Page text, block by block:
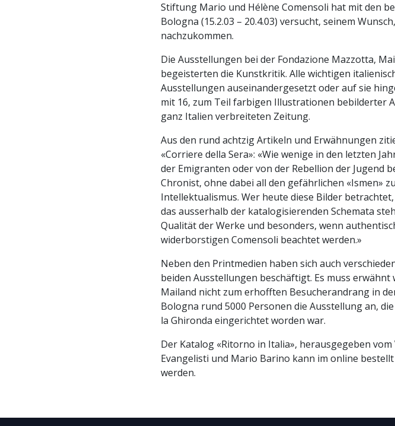
Stiftung Mario und Hélène Comensoli hat mit den
Bologna (15.2.03 – 20.4.03) versucht, seinem
nachzukommen.
Die Ausstellungen bei der Fondazione Mazzotta,
begeisterten die Kunstkritik. Alle wichtigen
Ausstellungen auseinandergesetzt oder auf sie
mit 16, zum Teil farbigen Illustrationen bebilderter
ganz Italien verbreiteten Zeitung.
Aus den rund achtzig Artikeln und Erwähnungen
«Corriere della Sera»: «Wie wenige in den letzten
der Emigranten oder von der Rebellion der Jugend
Chronist, ohne dabei all den gefährlichen «Ismen»
Intellektualismus. Wer heute diese Bilder
das ausserhalb der katalogisierenden Schemata
Qualität der Werke und besonders, wenn
widerborstigen Comensoli beachtet werden.»
Neben den Printmedien haben sich auch
beiden Ausstellungen beschäftigt. Es muss
Mailand nicht zum erhofften Besucherandrang in
Bologna rund 5000 Personen die Ausstellung an,
la Ghironda eingerichtet worden war.
Der Katalog «Ritorno in Italia», herausgegeben
Evangelisti und Mario Barino kann im online
werden.